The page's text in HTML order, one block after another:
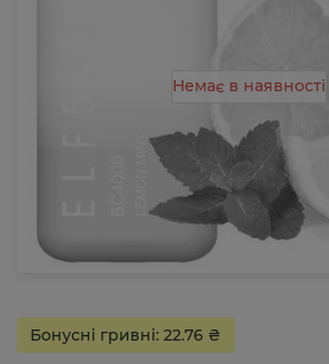
Немає в наявності
Бонусні гривні: 22.76 ₴